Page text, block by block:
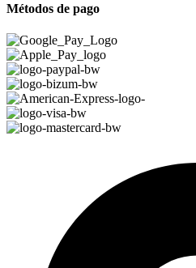
Métodos de pago